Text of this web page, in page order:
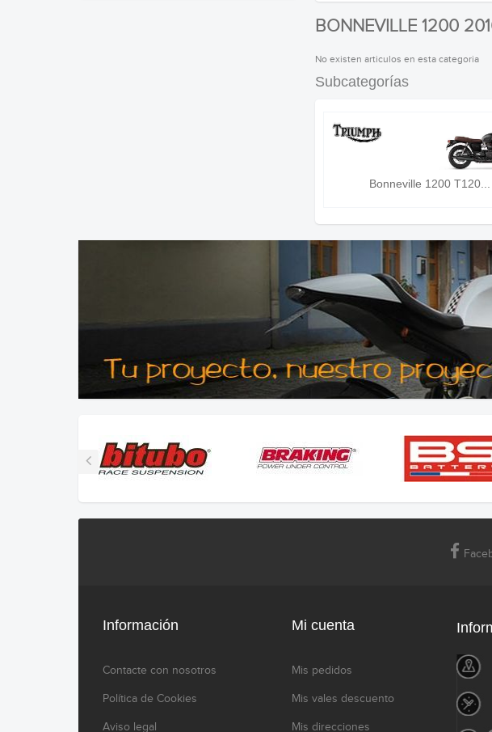
BONNEVILLE 1200
No existen articulos en esta categoria
Subcategorías
Bonneville 1200 T120...
Información
Contacte con nosotros
Política de Cookies
Aviso legal
Mi cuenta
Mis pedidos
Mis vales descuento
Mis direcciones